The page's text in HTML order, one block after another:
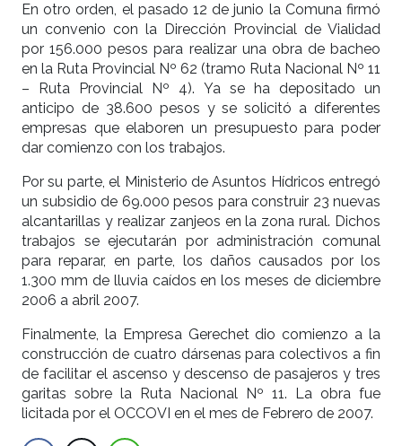
En otro orden, el pasado 12 de junio la Comuna firmó
un convenio con la Dirección Provincial de Vialidad
por 156.000 pesos para realizar una obra de bacheo
en la Ruta Provincial Nº 62 (tramo Ruta Nacional Nº 11
– Ruta Provincial Nº 4). Ya se ha depositado un
anticipo de 38.600 pesos y se solicitó a diferentes
empresas que elaboren un presupuesto para poder
dar comienzo con los trabajos.
Por su parte, el Ministerio de Asuntos Hídricos entregó
un subsidio de 69.000 pesos para construir 23 nuevas
alcantarillas y realizar zanjeos en la zona rural. Dichos
trabajos se ejecutarán por administración comunal
para reparar, en parte, los daños causados por los
1.300 mm de lluvia caídos en los meses de diciembre
2006 a abril 2007.
Finalmente, la Empresa Gerechet dio comienzo a la
construcción de cuatro dársenas para colectivos a fin
de facilitar el ascenso y descenso de pasajeros y tres
garitas sobre la Ruta Nacional Nº 11. La obra fue
licitada por el OCCOVI en el mes de Febrero de 2007.